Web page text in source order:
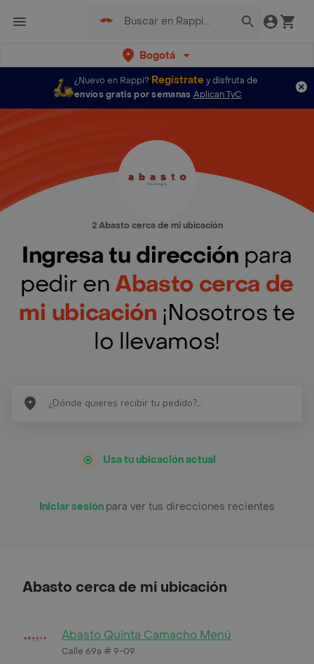
Bogotá
¿Nuevo en Rappi? Regístratey disfruta de
envíos gratis por semanas Aplican TyC
2 Abasto cerca de mi ubicación
Ingresa tu dirección para
pedir enAbasto cerca de
mi ubicación ¡Nosotros te
lo llevamos!
Usa tu ubicación actual
Iniciar sesión para ver tus direcciones recientes
Abasto cerca de mi ubicación
Abasto Quinta Camacho Menú
Calle 69a # 9-09